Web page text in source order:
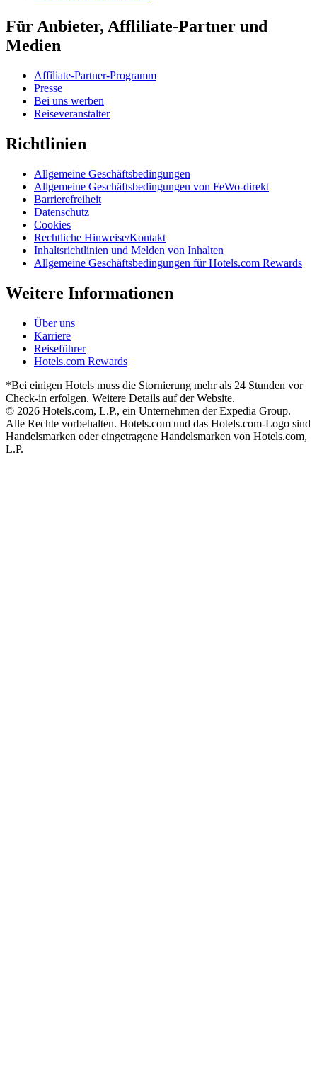
Für Anbieter, Affliliate-Partner und
Medien
Affiliate-Partner-Programm
Presse
Bei uns werben
Reiseveranstalter
Richtlinien
Allgemeine Geschäftsbedingungen
Allgemeine Geschäftsbedingungen von FeWo-direkt
Barrierefreiheit
Datenschutz
Cookies
Rechtliche Hinweise/Kontakt
Inhaltsrichtlinien und Melden von Inhalten
Allgemeine Geschäftsbedingungen für Hotels.com Rewards
Weitere Informationen
Über uns
Karriere
Reiseführer
Hotels.com Rewards
*Bei einigen Hotels muss die Stornierung mehr als 24 Stunden vor
Check-in erfolgen. Weitere Details auf der Website.
© 2026 Hotels.com, L.P., ein Unternehmen der Expedia Group.
Alle Rechte vorbehalten. Hotels.com und das Hotels.com-Logo sind
Handelsmarken oder eingetragene Handelsmarken von Hotels.com,
L.P.